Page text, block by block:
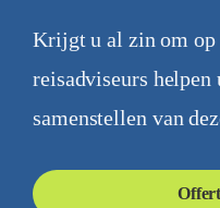
Krijgt u al zin om op
reisadviseurs helpen
samenstellen van